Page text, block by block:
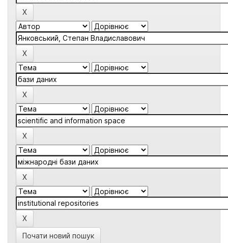
Почати новий пошук